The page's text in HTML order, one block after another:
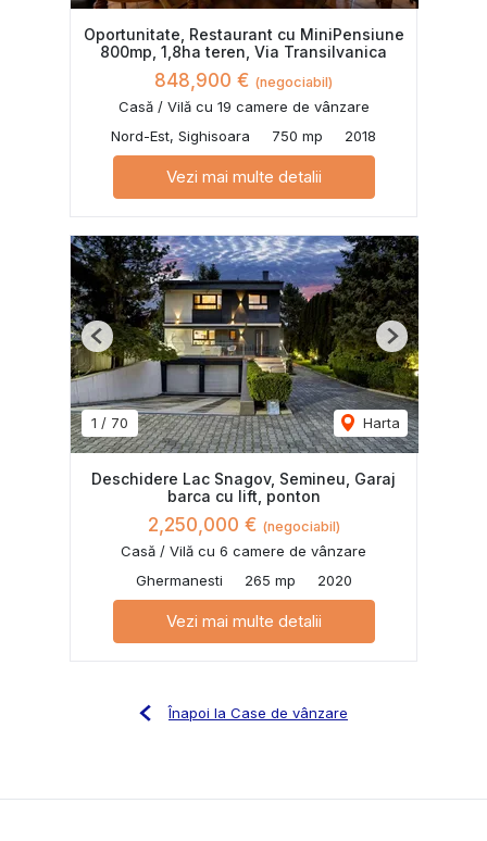
Oportunitate, Restaurant cu MiniPensiune
800mp, 1,8ha teren, Via Transilvanica
848,900 € (negociabil)
Casă / Vilă cu 19 camere de vânzare
Nord-Est, Sighisoara
750 mp 2018
Vezi mai multe detalii
1 / 70 Harta
Previous Next
Deschidere Lac Snagov, Semineu, Garaj
barca cu lift, ponton
2,250,000 € (negociabil)
Casă / Vilă cu 6 camere de vânzare
Ghermanesti
265 mp 2020
Vezi mai multe detalii
Înapoi la Case de vânzare